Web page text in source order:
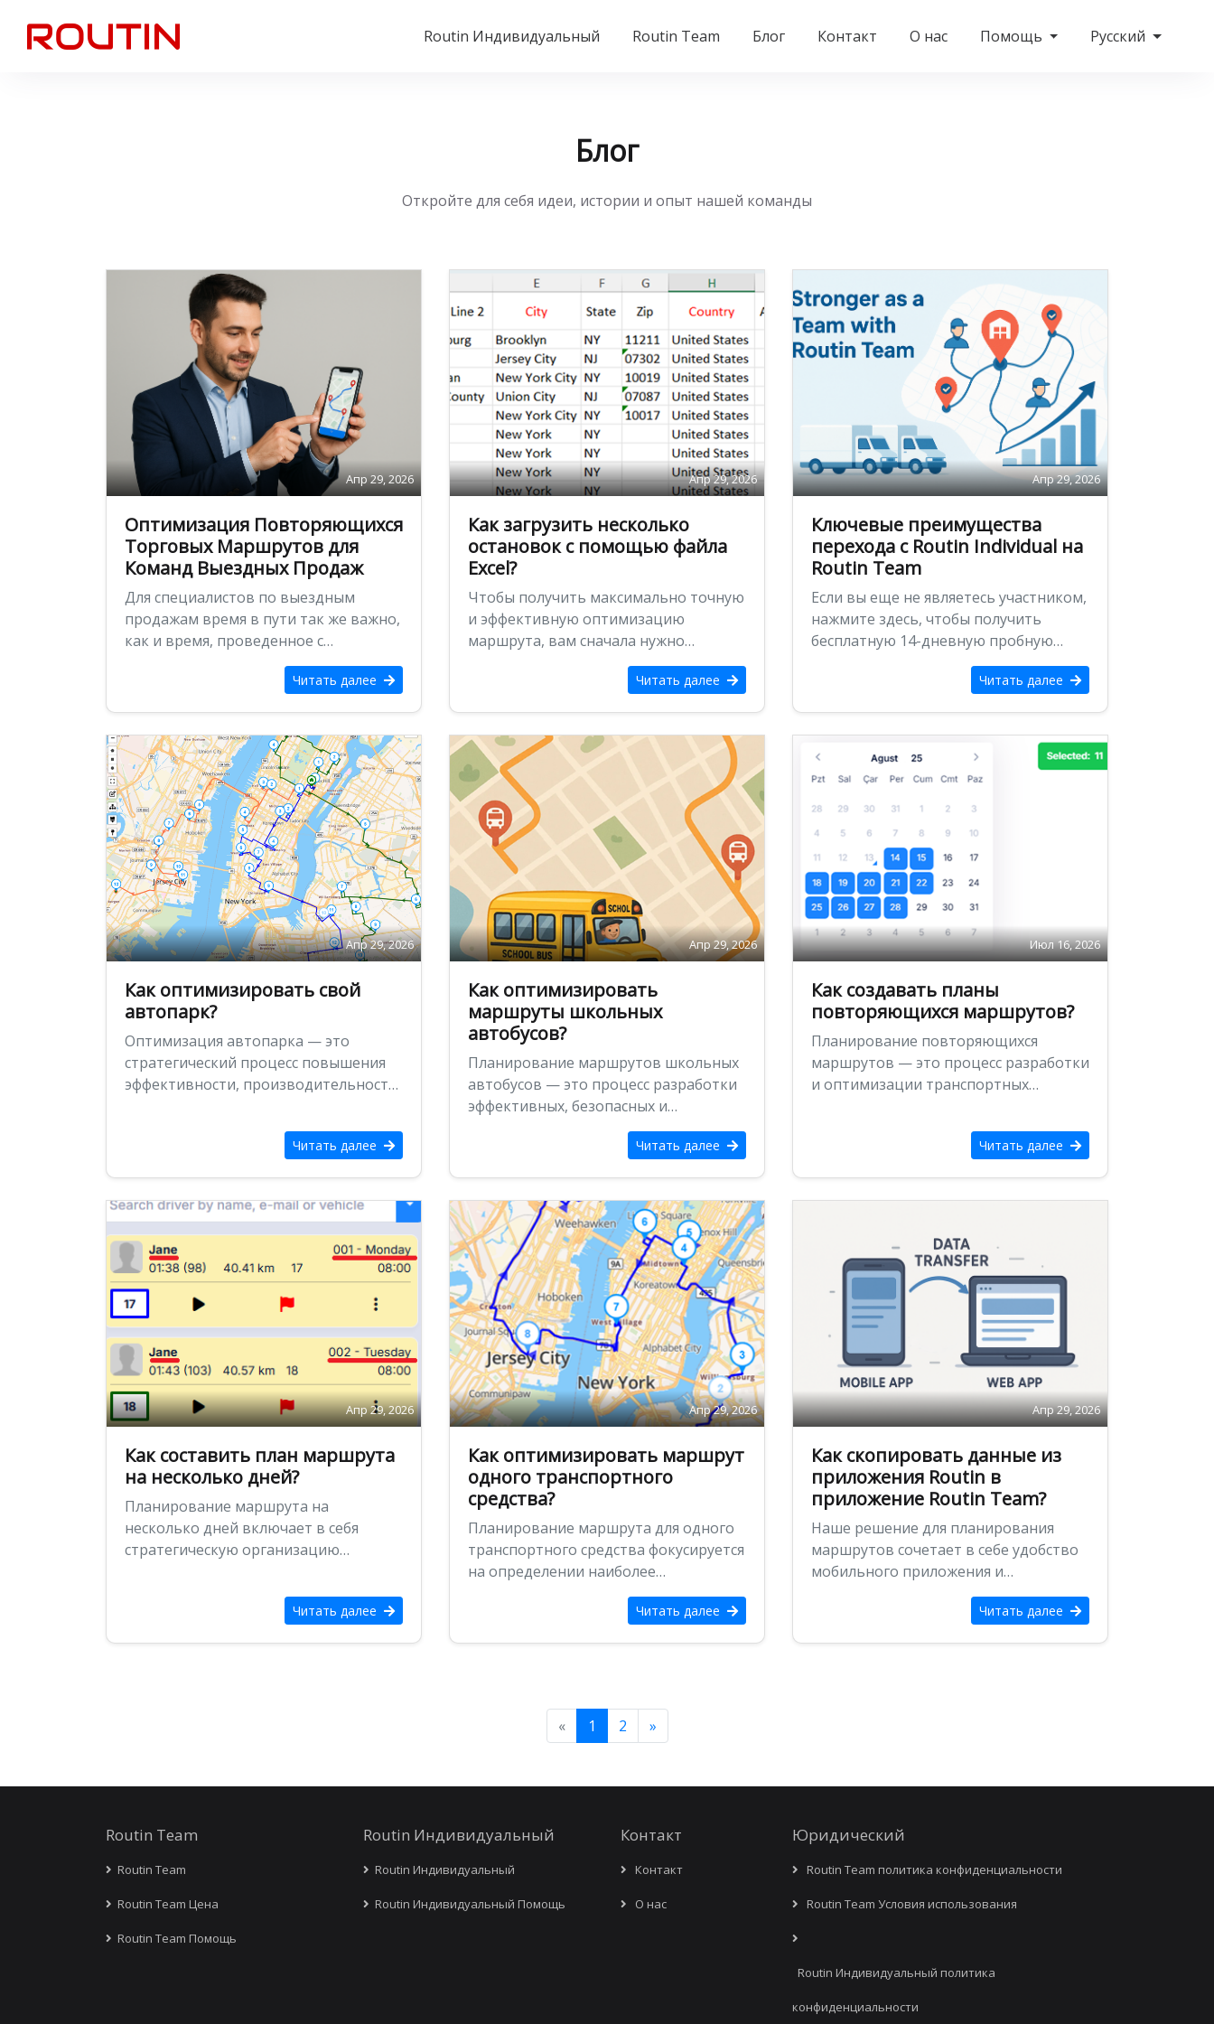
Routin Индивидуальный Routin Team Блог Контакт О нас Помощь Русский
Блог
Откройте для себя идеи, истории и опыт нашей команды
Апр 29, 2026
Оптимизация Повторяющихся
Торговых Маршрутов для
Команд Выездных Продаж
Для специалистов по выездным
продажам время в пути так же важно,
как и время, проведенное с
клиентами. Когда ваша работа …
Читать далее
Апр 29, 2026
Как загрузить несколько
остановок с помощью файла
Excel?
Чтобы получить максимально точную
и эффективную оптимизацию
маршрута, вам сначала нужно
загрузить данные об остановках. Эти
данные включают в себя …Читать далее
Апр 29, 2026
Ключевые преимущества
перехода с Routin Individual на
Routin Team
Если вы еще не являетесь участником,
нажмите здесь, чтобы получить
бесплатную 14-дневную пробную
версию Вот основные преимущества,
которые вы получите …Читать далее
Апр 29, 2026
Как оптимизировать свой
автопарк?
Оптимизация автопарка — это
стратегический процесс повышения
эффективности, производительности
парка транспортных средств. Будь то
логистика, общественный транспорт
Читать далее
Апр 29, 2026
Как оптимизировать
маршруты школьных
автобусов?
Планирование маршрутов школьных
автобусов — это процесс разработки
эффективных, безопасных и
экономически выгодных маршрутов
для перевозки учащихся между их
Читать далее
Июл 16, 2026
Как создавать планы
повторяющихся маршрутов?
Планирование повторяющихся
маршрутов — это процесс разработки
и оптимизации транспортных
регулярной основе: ежедневно,
еженедельно или ежемесячно. …
Читать далее
Апр 29, 2026
Как составить план маршрута
на несколько дней?
Планирование маршрута на
несколько дней включает в себя
стратегическую организацию
более дней, и обычно используется в
Читать далее
Апр 29, 2026
Как оптимизировать маршрут
одного транспортного
средства?
Планирование маршрута для одного
транспортного средства фокусируется
на определении наиболее
эффективного маршрута для одного
транспортного средства, чтобы
Читать далее
Апр 29, 2026
Как скопировать данные из
приложения Routin в
приложение Routin Team?
Наше решение для планирования
маршрутов сочетает в себе удобство
мобильного приложения и
возможности веб-платформы,
предоставляя вам действительно
Читать далее
« 1 2 »
Routin Team
Routin Team
Routin Team Цена
Routin Team Помощь
Routin Индивидуальный
Routin Индивидуальный
Routin Индивидуальный Помощь
Контакт
Контакт
О нас
Юридический
Routin Team политика конфиденциальности
Routin Team Условия использования
Routin Индивидуальный политика
конфиденциальности